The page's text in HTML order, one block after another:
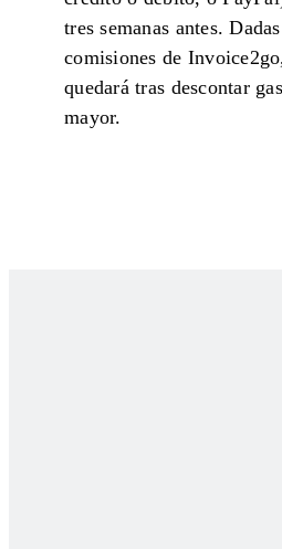
tres semanas antes.
comisiones de Invoice2go
quedará tras descontar
mayor.